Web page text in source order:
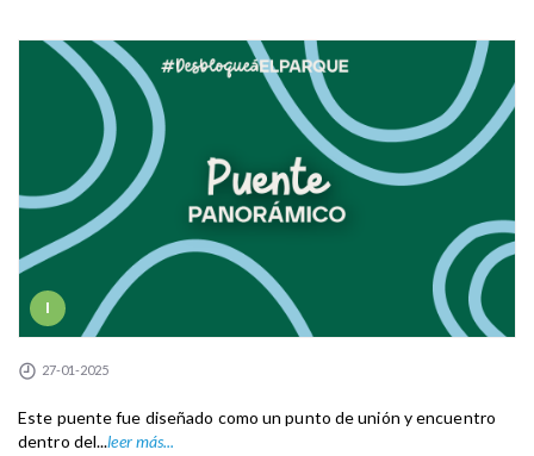
I
27-01-2025
Este puente fue diseñado como un punto de unión y encuentro
dentro del...leer más...